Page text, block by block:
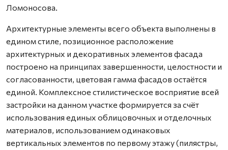
Ломоносова.
Архитектурные элементы всего объекта выполнены в
едином стиле, позиционное расположение
архитектурных и декоративных элементов фасада
построено на принципах завершенности, целостности и
согласованности, цветовая гамма фасадов остаётся
единой. Комплексное стилистическое восприятие всей
застройки на данном участке формируется за счёт
использования единых облицовочных и отделочных
материалов, использованием одинаковых
вертикальных элементов по первому этажу (пилястры,